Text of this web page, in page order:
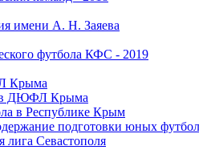
имени А. Н. Заяева
футбола КФС - 2019
Крыма
ДЮФЛ Крыма
в Республике Крым
подготовки юных
лига Севастополя